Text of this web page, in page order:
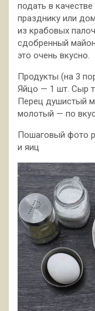
подать в
празднику или
из крабовых
сдобренный
это очень вкусно.
Продукты (на 3
Яйцо — 1 шт. Сыр
Перец душистый
молотый — по
Пошаговый фото
и яиц